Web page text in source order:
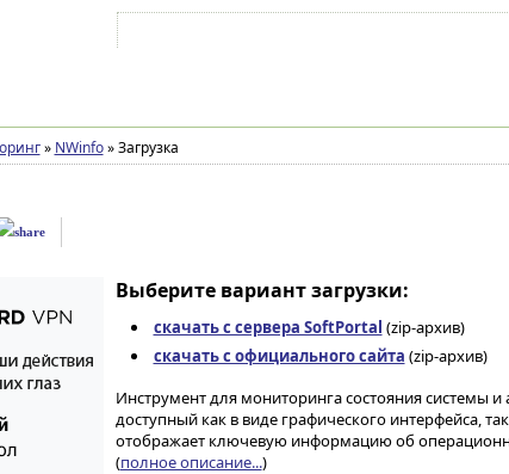
» NWinfo »Загрузка
Выберите вариант загрузки:
скачать с сервера SoftPortal (zip-архив)
скачать с официального сайта (zip-архив)
Инструмент для мониторинга состояния системы
доступный как в виде графического интерфейса,
отображает ключевую информацию об
(полное описание...)